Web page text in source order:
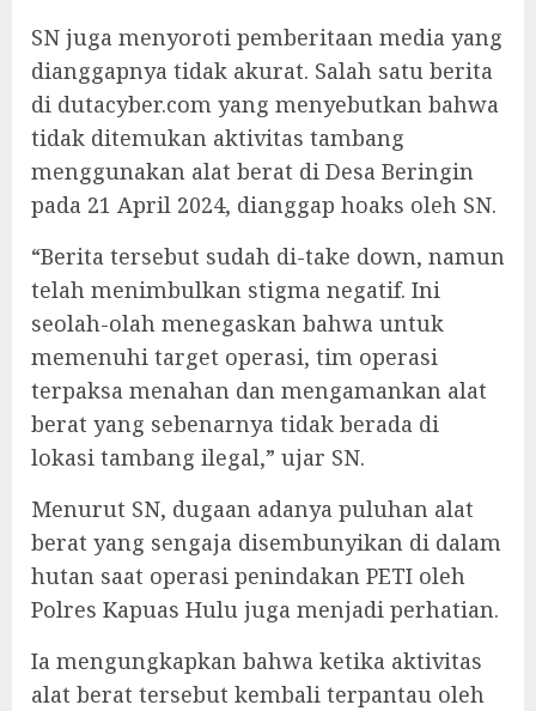
SN juga menyoroti pemberitaan media yang
dianggapnya tidak akurat. Salah satu berita
di dutacyber.com yang menyebutkan bahwa
tidak ditemukan aktivitas tambang
menggunakan alat berat di Desa Beringin
pada 21 April 2024, dianggap hoaks oleh SN.
“Berita tersebut sudah di-take down, namun
telah menimbulkan stigma negatif. Ini
seolah-olah menegaskan bahwa untuk
memenuhi target operasi, tim operasi
terpaksa menahan dan mengamankan alat
berat yang sebenarnya tidak berada di
lokasi tambang ilegal,” ujar SN.
Menurut SN, dugaan adanya puluhan alat
berat yang sengaja disembunyikan di dalam
hutan saat operasi penindakan PETI oleh
Polres Kapuas Hulu juga menjadi perhatian.
Ia mengungkapkan bahwa ketika aktivitas
alat berat tersebut kembali terpantau oleh